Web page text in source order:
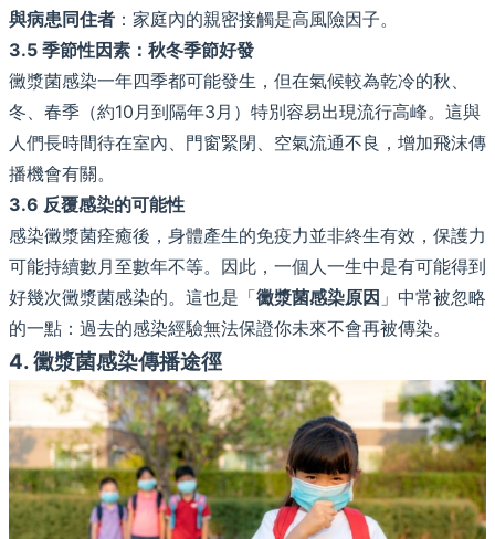
與病患同住者 ：家庭內的親密接觸是高風險因子。
3.5 季節性因素：秋冬季節好發
黴漿菌感染一年四季都可能發生，但在氣候較為乾冷的秋、
冬、春季（約10月到隔年3月）特別容易出現流行高峰。這與
人們長時間待在室內、門窗緊閉、空氣流通不良，增加飛沫傳
播機會有關。
3.6 反覆感染的可能性
感染黴漿菌痊癒後，身體產生的免疫力並非終生有效，保護力
可能持續數月至數年不等。因此，一個人一生中是有可能得到
好幾次黴漿菌感染的。這也是「黴漿菌感染原因 」中常被忽略
的一點：過去的感染經驗無法保證你未來不會再被傳染。
4. 黴漿菌感染傳播途徑